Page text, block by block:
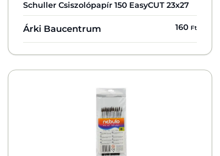
Schuller Csiszolópapír 150 EasyCUT 23x27
Árki Baucentrum 160 Ft